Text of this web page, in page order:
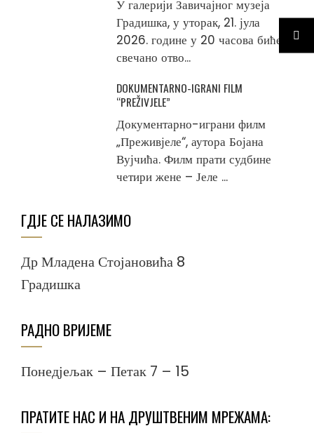
У галерији Завичајног музеја
Градишка, у уторак, 21. јула
2026. године у 20 часова биће
свечано отво...
DOKUMENTARNO-IGRANI FILM
“PREŽIVJELE”
Документарно-играни филм
„Преживјеле“, аутора Бојана
Вујчића. Филм прати судбине
четири жене – Јеле ...
ГДЈЕ СЕ НАЛАЗИМО
Др Младена Стојановића 8
Градишка
РАДНО ВРИЈЕМЕ
Понедјељак – Петак 7 – 15
ПРАТИТЕ НАС И НА ДРУШТВЕНИМ МРЕЖАМА: